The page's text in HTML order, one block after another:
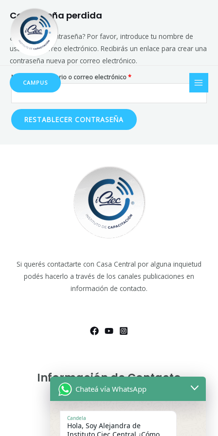
contenido
CAMPUS
Contraseña perdida
¿Perdiste tu contraseña? Por favor, introduce tu nombre de
usuario o correo electrónico. Recibirás un enlace para crear una
contraseña nueva por correo electrónico.
Nombre de usuario o correo electrónico*
RESTABLECER CONTRASEÑA
Si querés contactarte con Casa Central por alguna inquietud
podés hacerlo a través de los canales publicaciones en
información de contacto.
Información de Contacto
Asesoras Educativas
Lunes a sábados de 9.00 a 13:00 hs
WhatsApp:+54 9 11 2475-9699
Chateá vía WhatsApp
Candela
Hola, Soy Alejandra de